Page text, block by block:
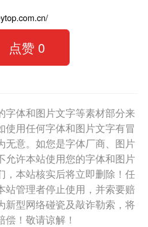
点赞 0
字体和图片文字等素材部分来
使用任何字体和图片文字有冒
无意。如您是字体厂商、图片
允许本站使用您的字体和图片
，本站核实后将立即删除！任
站管理者停止使用，并索要赔
新型网络碰瓷及敲诈勒索，将
！敬请谅解！